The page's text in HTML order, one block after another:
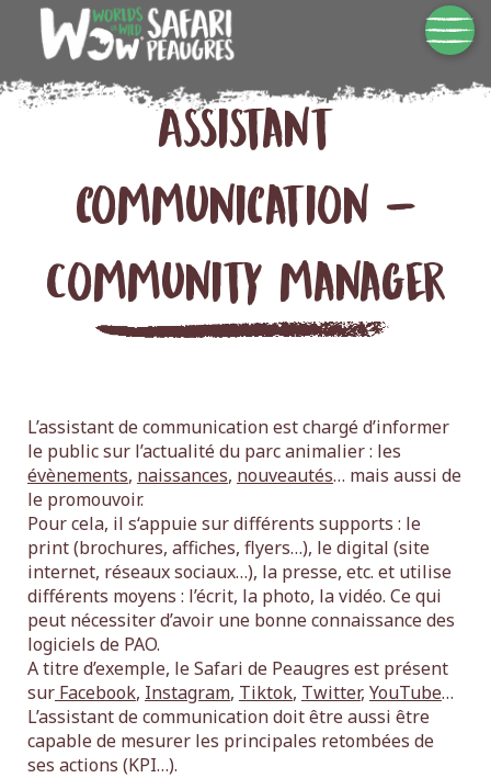
Assistant
communication –
Community manager
L’assistant de communication est chargé d’informer
le public sur l’actualité du parc animalier : les
évènements, naissances, nouveautés… mais aussi de
le promouvoir.
Pour cela, il s‘appuie sur différents supports : le
print (brochures, affiches, flyers…), le digital (site
internet, réseaux sociaux…), la presse, etc. et utilise
différents moyens : l’écrit, la photo, la vidéo. Ce qui
peut nécessiter d’avoir une bonne connaissance des
logiciels de PAO.
A titre d’exemple, le Safari de Peaugres est présent
surFacebook, Instagram, Tiktok, Twitter, YouTube…
L’assistant de communication doit être aussi être
capable de mesurer les principales retombées de
ses actions (KPI…).